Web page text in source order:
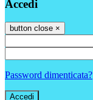
Accedi
button close ×
Password dimenticata?